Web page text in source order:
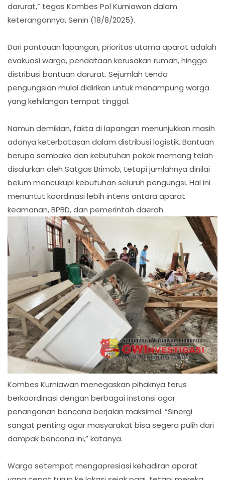
darurat,” tegas Kombes Pol Kurniawan dalam
keterangannya, Senin (18/8/2025).
Dari pantauan lapangan, prioritas utama aparat adalah
evakuasi warga, pendataan kerusakan rumah, hingga
distribusi bantuan darurat. Sejumlah tenda
pengungsian mulai didirikan untuk menampung warga
yang kehilangan tempat tinggal.
Namun demikian, fakta di lapangan menunjukkan masih
adanya keterbatasan dalam distribusi logistik. Bantuan
berupa sembako dan kebutuhan pokok memang telah
disalurkan oleh Satgas Brimob, tetapi jumlahnya dinilai
belum mencukupi kebutuhan seluruh pengungsi. Hal ini
menuntut koordinasi lebih intens antara aparat
keamanan, BPBD, dan pemerintah daerah.
Kombes Kurniawan menegaskan pihaknya terus
berkoordinasi dengan berbagai instansi agar
penanganan bencana berjalan maksimal. “Sinergi
sangat penting agar masyarakat bisa segera pulih dari
dampak bencana ini,” katanya.
Warga setempat mengapresiasi kehadiran aparat